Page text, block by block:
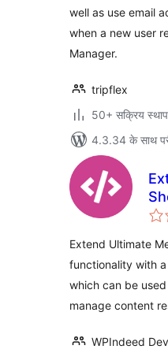
well as use email
when a new user
Manager.
tripflex
50+ सक्रिय
4.3.34 के साथ
Extend Ultimate
functionality with
which can be
manage content
WPIndeed